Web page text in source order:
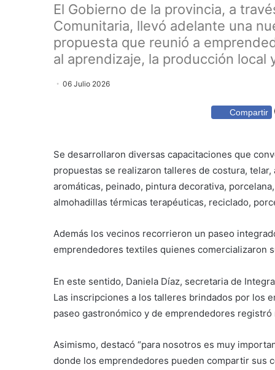
El Gobierno de la provincia, a
Comunitaria, llevó adelante una
propuesta que reunió a
al aprendizaje, la producción local
06 Julio 2026
Compartir
Se desarrollaron diversas capacitaciones que
propuestas se realizaron talleres de costura,
aromáticas, peinado, pintura decorativa,
almohadillas térmicas terapéuticas, reciclado,
Además los vecinos recorrieron un paseo
emprendedores textiles quienes comercializaron
En este sentido, Daniela Díaz, secretaria de
Las inscripciones a los talleres brindados por los
paseo gastronómico y de emprendedores registró
Asimismo, destacó “para nosotros es muy
donde los emprendedores pueden compartir sus